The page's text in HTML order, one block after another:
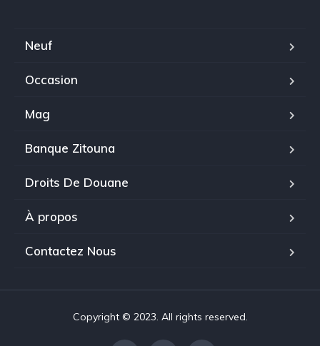
Neuf
Occasion
Mag
Banque Zitouna
Droits De Douane
À propos
Contactez Nous
Copyright © 2023. All rights reserved.